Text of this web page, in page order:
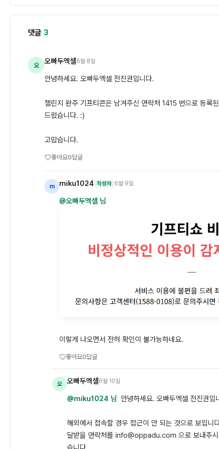
댓글 3
오 오빠두엑셀6월 8일
안녕하세요. 오빠두엑셀 전진권입니다.
챌린지 완주 기프티콘은 남겨주신 연락처 1415 번으로 등록
드렸습니다. :)
고맙습니다.
좋아요0답글
m miku1024 작성자 6월 9일
@오빠두엑셀 님
이렇게 나오면서 전혀 확인이 불가능하네요.
좋아요0답글
오 오빠두엑셀6월 10일
@miku1024 님 안녕하세요. 오빠두엑셀 전진권입
해외에서 접속할 경우 접근이 안 되는 것으로 보입니
달받을 연락처를 info@oppadu.com 으로 보내주시